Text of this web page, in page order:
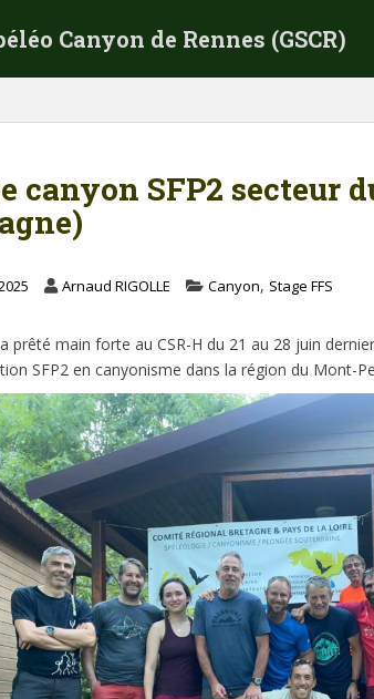
Canyon de Rennes (GSCR)
canyon SFP2 secteur
Arnaud RIGOLLE Canyon, Stage FFS
a prêté main forte au CSR-H du 21 au 28 juin
SFP2 en canyonisme dans la région du Mont-